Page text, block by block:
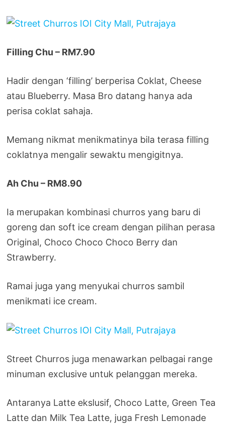
Filling Chu – RM7.90
Hadir dengan ‘filling’ berperisa Coklat, Cheese
atau Blueberry. Masa Bro datang hanya ada
perisa coklat sahaja.
Memang nikmat menikmatinya bila terasa filling
coklatnya mengalir sewaktu mengigitnya.
Ah Chu – RM8.90
Ia merupakan kombinasi churros yang baru di
goreng dan soft ice cream dengan pilihan perasa
Original, Choco Choco Choco Berry dan
Strawberry.
Ramai juga yang menyukai churros sambil
menikmati ice cream.
Street Churros juga menawarkan pelbagai range
minuman exclusive untuk pelanggan mereka.
Antaranya Latte ekslusif, Choco Latte, Green Tea
Latte dan Milk Tea Latte, juga Fresh Lemonade